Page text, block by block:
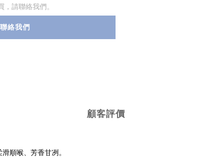
，請聯絡我們。
聯絡我們
顧客評價
順喉、芳香甘冽。